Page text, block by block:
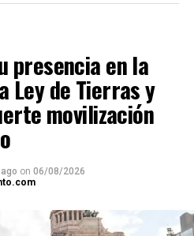
el capítulo sobre tierras, el
votos para la media
privada
presencia en la
Ley de Tierras y
movilización
on 06/08/2026